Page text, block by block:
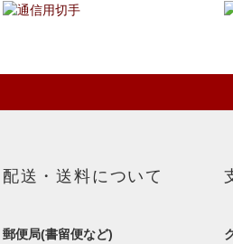
配送・送料について
郵便局(書留便など)